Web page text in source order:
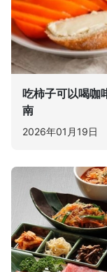
吃柿子可以喝咖
南
2026年01月19日